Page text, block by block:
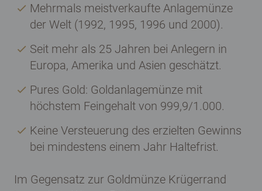
Mehrmals meistverkaufte Anlagemünze
der Welt (1992, 1995, 1996 und 2000).
Seit mehr als 25 Jahren bei Anlegern in
Europa, Amerika und Asien geschätzt.
Pures Gold: Goldanlagemünze mit
höchstem Feingehalt von 999,9/1.000.
Keine Versteuerung des erzielten Gewinns
bei mindestens einem Jahr Haltefrist.
Im Gegensatz zur Goldmünze Krügerrand